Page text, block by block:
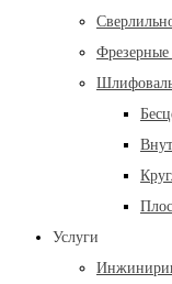
Фрезерные
Услуги